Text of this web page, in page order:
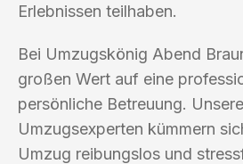
Erlebnissen teilhaben.
Bei Umzugskönig Abend
großen Wert auf eine
persönliche Betreuung.
Umzugsexperten kümmern
Umzug reibungslos und